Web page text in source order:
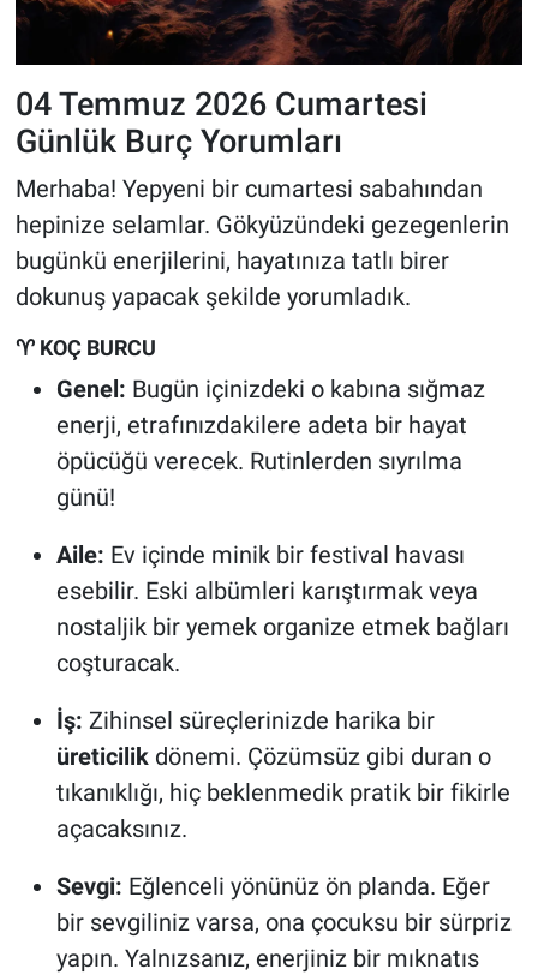
04 Temmuz 2026 Cumartesi
Günlük Burç Yorumları
Merhaba! Yepyeni bir cumartesi sabahından
hepinize selamlar. Gökyüzündeki gezegenlerin
bugünkü enerjilerini, hayatınıza tatlı birer
dokunuş yapacak şekilde yorumladık.
♈ KOÇ BURCU
Genel: Bugün içinizdeki o kabına sığmaz
enerji, etrafınızdakilere adeta bir hayat
öpücüğü verecek. Rutinlerden sıyrılma
günü!
Aile: Ev içinde minik bir festival havası
esebilir. Eski albümleri karıştırmak veya
nostaljik bir yemek organize etmek bağları
coşturacak.
İş: Zihinsel süreçlerinizde harika bir
üreticilikdönemi. Çözümsüz gibi duran o
tıkanıklığı, hiç beklenmedik pratik bir fikirle
açacaksınız.
Sevgi: Eğlenceli yönünüz ön planda. Eğer
bir sevgiliniz varsa, ona çocuksu bir sürpriz
yapın. Yalnızsanız, enerjiniz bir mıknatıs